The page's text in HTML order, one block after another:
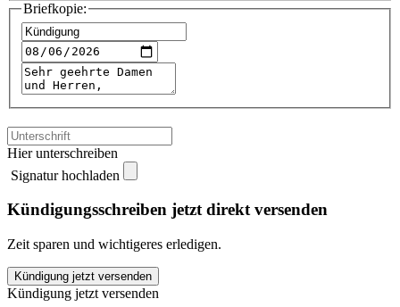
Briefkopie:
Hier unterschreiben
Signatur hochladen
Kündigungsschreiben jetzt direkt versenden
Zeit sparen und wichtigeres erledigen.
FitnessLOFT
Dresden
Kündigung jetzt versenden
Kündigung jetzt versenden